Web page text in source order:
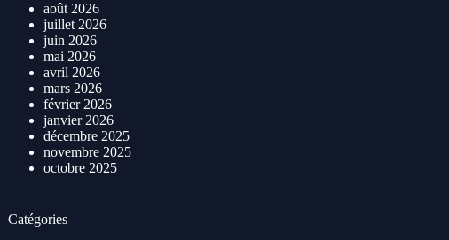
août 2026
juillet 2026
juin 2026
mai 2026
avril 2026
mars 2026
février 2026
janvier 2026
décembre 2025
novembre 2025
octobre 2025
Catégories